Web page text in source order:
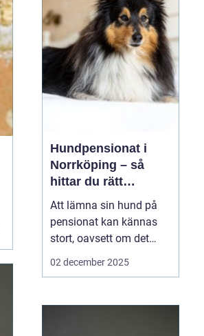
upsala
ger både valp
och äga...
Hundpensionat i
Norrköping – så
hittar du rätt
omsorg för din hund
Att lämna sin hund på
pensionat kan kännas
stort, oavsett om det
gäller en hel semester
runt Norrköping letar
02 december 2025